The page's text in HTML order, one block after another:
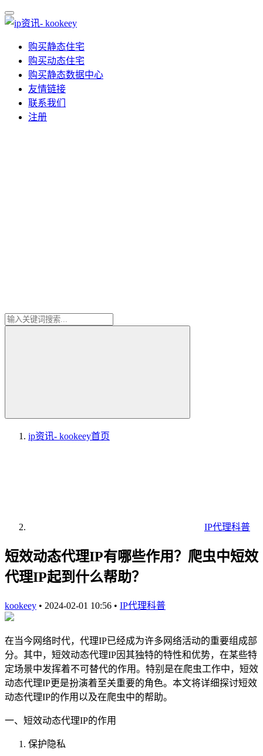
购买静态住宅
购买动态住宅
购买静态数据中心
友情链接
联系我们
注册
ip资讯- kookeey首页
IP代理科普
短效动态代理IP有哪些作用？爬虫中短效
代理IP起到什么帮助？
kookeey • 2024-02-01 10:56 • IP代理科普
在当今网络时代，代理IP已经成为许多网络活动的重要组成部
分。其中，短效动态代理IP因其独特的特性和优势，在某些特
定场景中发挥着不可替代的作用。特别是在爬虫工作中，短效
动态代理IP更是扮演着至关重要的角色。本文将详细探讨短效
动态代理IP的作用以及在爬虫中的帮助。
一、短效动态代理IP的作用
保护隐私